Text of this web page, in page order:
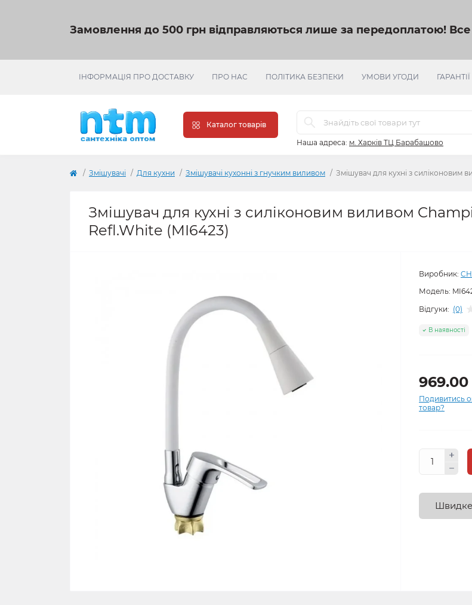
Замовлення до 500 грн відправляються лише за передоплатою!
ІНФОРМАЦІЯ ПРО ДОСТАВКУ ПРО НАС ПОЛІТИКА БЕЗПЕКИ УМОВИ УГОДИ ГАРАНТІЇ
Каталог товарів
Наша адреса: м. Харків ТЦ Барабашово
Змішувачі Для кухни Змішувачі кухонні з гнучким виливом Змішувач для кухні з силіконовим
Змішувач для кухні з силіконовим виливом
Refl.White (MI6423)
Виробник:
Модель:
Відгуки: (0)
В наявності
969.00
Подивитись
товар?